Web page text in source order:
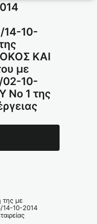
14-10-
ΚΑΙ
με
02-10-
Νο 1 της
με
14-10-2014